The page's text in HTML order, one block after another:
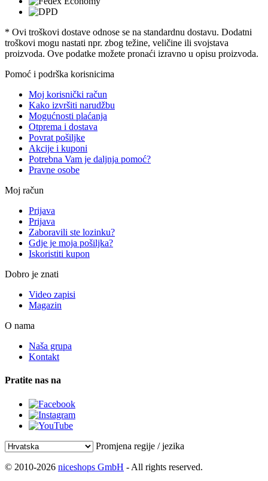
* Ovi troškovi dostave odnose se na standardnu ​​dostavu. Dodatni
troškovi mogu nastati npr. zbog težine, veličine ili svojstava
proizvoda. Ove podatke možete pronaći izravno u opisu proizvoda.
Pomoć i podrška korisnicima
Moj korisnički račun
Kako izvršiti narudžbu
Mogućnosti plaćanja
Otprema i dostava
Povrat pošiljke
Akcije i kuponi
Potrebna Vam je daljnja pomoć?
Pravne osobe
Moj račun
Prijava
Prijava
Zaboravili ste lozinku?
Gdje je moja pošiljka?
Iskoristiti kupon
Dobro je znati
Video zapisi
Magazin
O nama
Naša grupa
Kontakt
Pratite nas na
Promjena regije / jezika
© 2010-2026 niceshops GmbH - All rights reserved.